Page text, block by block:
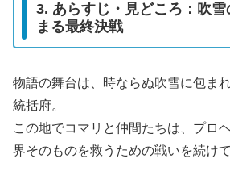
3. あらすじ・見どころ：吹
まる最終決戦
物語の舞台は、時ならぬ吹雪に包ま
統括府。
この地でコマリと仲間たちは、プロ
界そのものを救うための戦いを続けて